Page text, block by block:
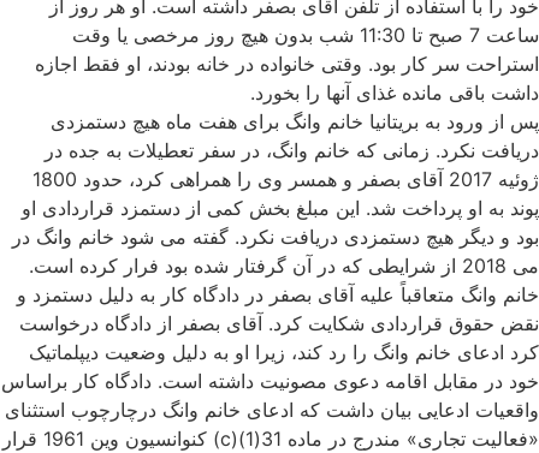
خود را با استفاده از تلفن آقای بصفر داشته است. او هر روز از
ساعت 7 صبح تا 11:30 شب بدون هیچ روز مرخصی یا وقت
استراحت سر کار بود. وقتی خانواده در خانه بودند، او فقط اجازه
داشت باقی مانده غذای آنها را بخورد.
پس از ورود به بریتانیا خانم وانگ برای هفت ماه هیچ دستمزدی
دریافت نکرد. زمانی که خانم وانگ، در سفر تعطیلات به جده در
ژوئیه 2017 آقای بصفر و همسر وی را همراهی کرد، حدود 1800
پوند به او پرداخت شد. این مبلغ بخش کمی از دستمزد قراردادی او
بود و دیگر هیچ دستمزدی دریافت نکرد. گفته می شود خانم وانگ در
می 2018 از شرایطی که در آن گرفتار شده بود فرار کرده است.
خانم وانگ متعاقباً علیه آقای بصفر در دادگاه کار به دلیل دستمزد و
نقض حقوق قراردادی شکایت کرد. آقای بصفر از دادگاه درخواست
کرد ادعای خانم وانگ را رد کند، زیرا او به دلیل وضعیت دیپلماتیک
خود در مقابل اقامه دعوی مصونیت داشته است. دادگاه کار براساس
واقعیات ادعایی بیان داشت که ادعای خانم وانگ درچارچوب استثنای
«فعالیت تجاری» مندرج در ماده 31(1)(c) کنوانسیون وین 1961 قرار